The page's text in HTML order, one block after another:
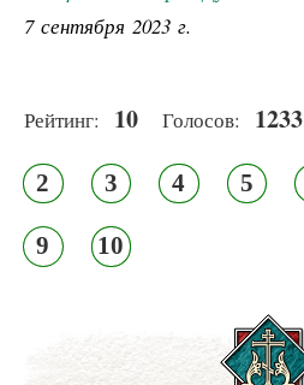
7 сентября 2023 г.
Рейтинг: 10 Голосов: 1233
2 3 4 5
9 10